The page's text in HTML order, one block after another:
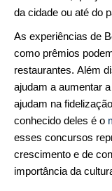
da cidade ou até do
As experiências de
como prêmios
restaurantes. Além
ajudam a aumentar
ajudam na
conhecido deles é o
esses concursos
crescimento e de
importância da